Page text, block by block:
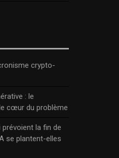
crypto-
: le
cœur du problème
la fin de
se plantent-elles